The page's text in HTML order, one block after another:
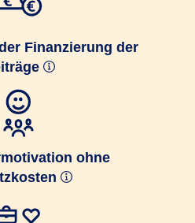
Finanzierung der
ohne